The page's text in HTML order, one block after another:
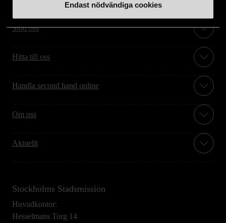
Endast nödvändiga cookies
Stöd oss
Hitta till oss
Handla second hand online
Om oss
Aktuellt
Stockholms Stadsmission
Huvudkontor:
Hesselmans Torg 14